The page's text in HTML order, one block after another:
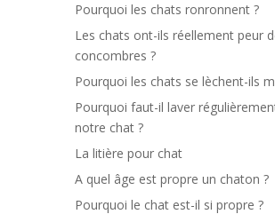
Pourquoi les chats ronronnent ?
Les chats ont-ils réellement peur
concombres ?
Pourquoi les chats se lèchent-ils
Pourquoi faut-il laver
notre chat ?
La litière pour chat
A quel âge est propre un chaton ?
Pourquoi le chat est-il si propre ?